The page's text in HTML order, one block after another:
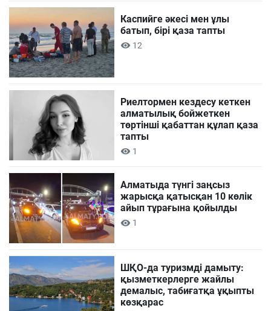
Каспийге әкесі мен ұлы
батып, бірі қаза тапты
12
Риелтормен кездесу кеткен
алматылық бойжеткен
төртінші қабаттан құлап қаза
тапты
1
Алматыда түнгі заңсыз
жарысқа қатысқан 10 көлік
айып тұрағына қойылды
1
ШҚО-да туризмді дамыту:
қызметкерлерге жайлы
демалыс, табиғатқа ұқыпты
көзқарас